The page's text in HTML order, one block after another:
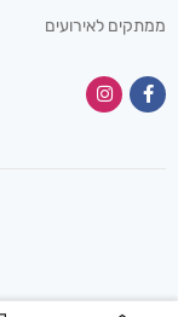
ממתקים לאירועים